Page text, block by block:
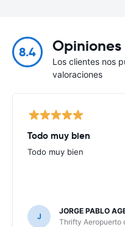
8.4
Los clientes nos
valoraciones
Todo muy bien
Todo muy bien
J
JORGE PABLO
Thrifty Aeropuerto